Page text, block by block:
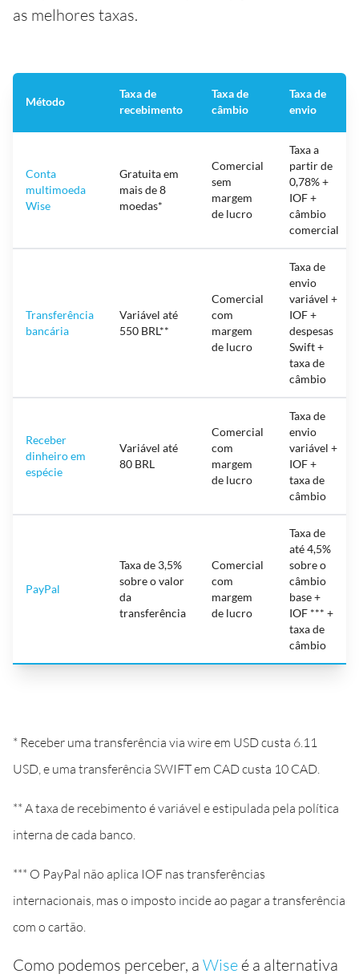
as melhores taxas.
Método
Taxa de
recebimento
Taxa de
câmbio
Taxa de
envio
Conta
multimoeda
Wise
Gratuita em
mais de 8
moedas*
Comercial
sem
margem
de lucro
Taxa a
partir de
0,78% +
IOF +
câmbio
comercial
Transferência
bancária
Variável até
550 BRL**
Comercial
com
margem
de lucro
Taxa de
envio
variável +
IOF +
despesas
Swift +
taxa de
câmbio
Receber
dinheiro em
espécie
Variável até
80 BRL
Comercial
com
margem
de lucro
Taxa de
envio
variável +
IOF +
taxa de
câmbio
PayPal
Taxa de 3,5%
sobre o valor
da
transferência
Comercial
com
margem
de lucro
Taxa de
até 4,5%
sobre o
câmbio
base +
IOF *** +
taxa de
câmbio
* Receber uma transferência via wire em USD custa 6.11
USD, e uma transferência SWIFT em CAD custa 10 CAD.
** A taxa de recebimento é variável e estipulada pela política
interna de cada banco.
*** O PayPal não aplica IOF nas transferências
internacionais, mas o imposto incide ao pagar a transferência
com o cartão.
Como podemos perceber, a Wise é a alternativa